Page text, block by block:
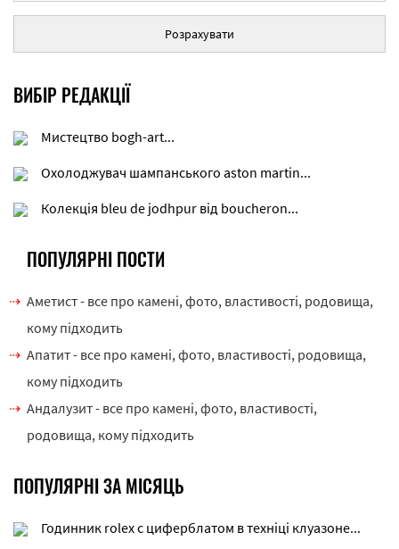
Розрахувати
ВИБІР РЕДАКЦІЇ
Мистецтво bogh-art...
Охолоджувач шампанського aston martin...
Колекція bleu de jodhpur від boucheron...
ПОПУЛЯРНІ ПОСТИ
Аметист - все про камені, фото, властивості, родовища,
кому підходить
Апатит - все про камені, фото, властивості, родовища,
кому підходить
Андалузит - все про камені, фото, властивості,
родовища, кому підходить
ПОПУЛЯРНІ ЗА МІСЯЦЬ
Годинник rolex c циферблатом в техніці клуазоне...